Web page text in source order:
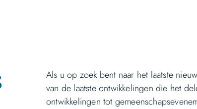
Als u op zoek bent naar het laatste
van de laatste ontwikkelingen die het
ontwikkelingen tot